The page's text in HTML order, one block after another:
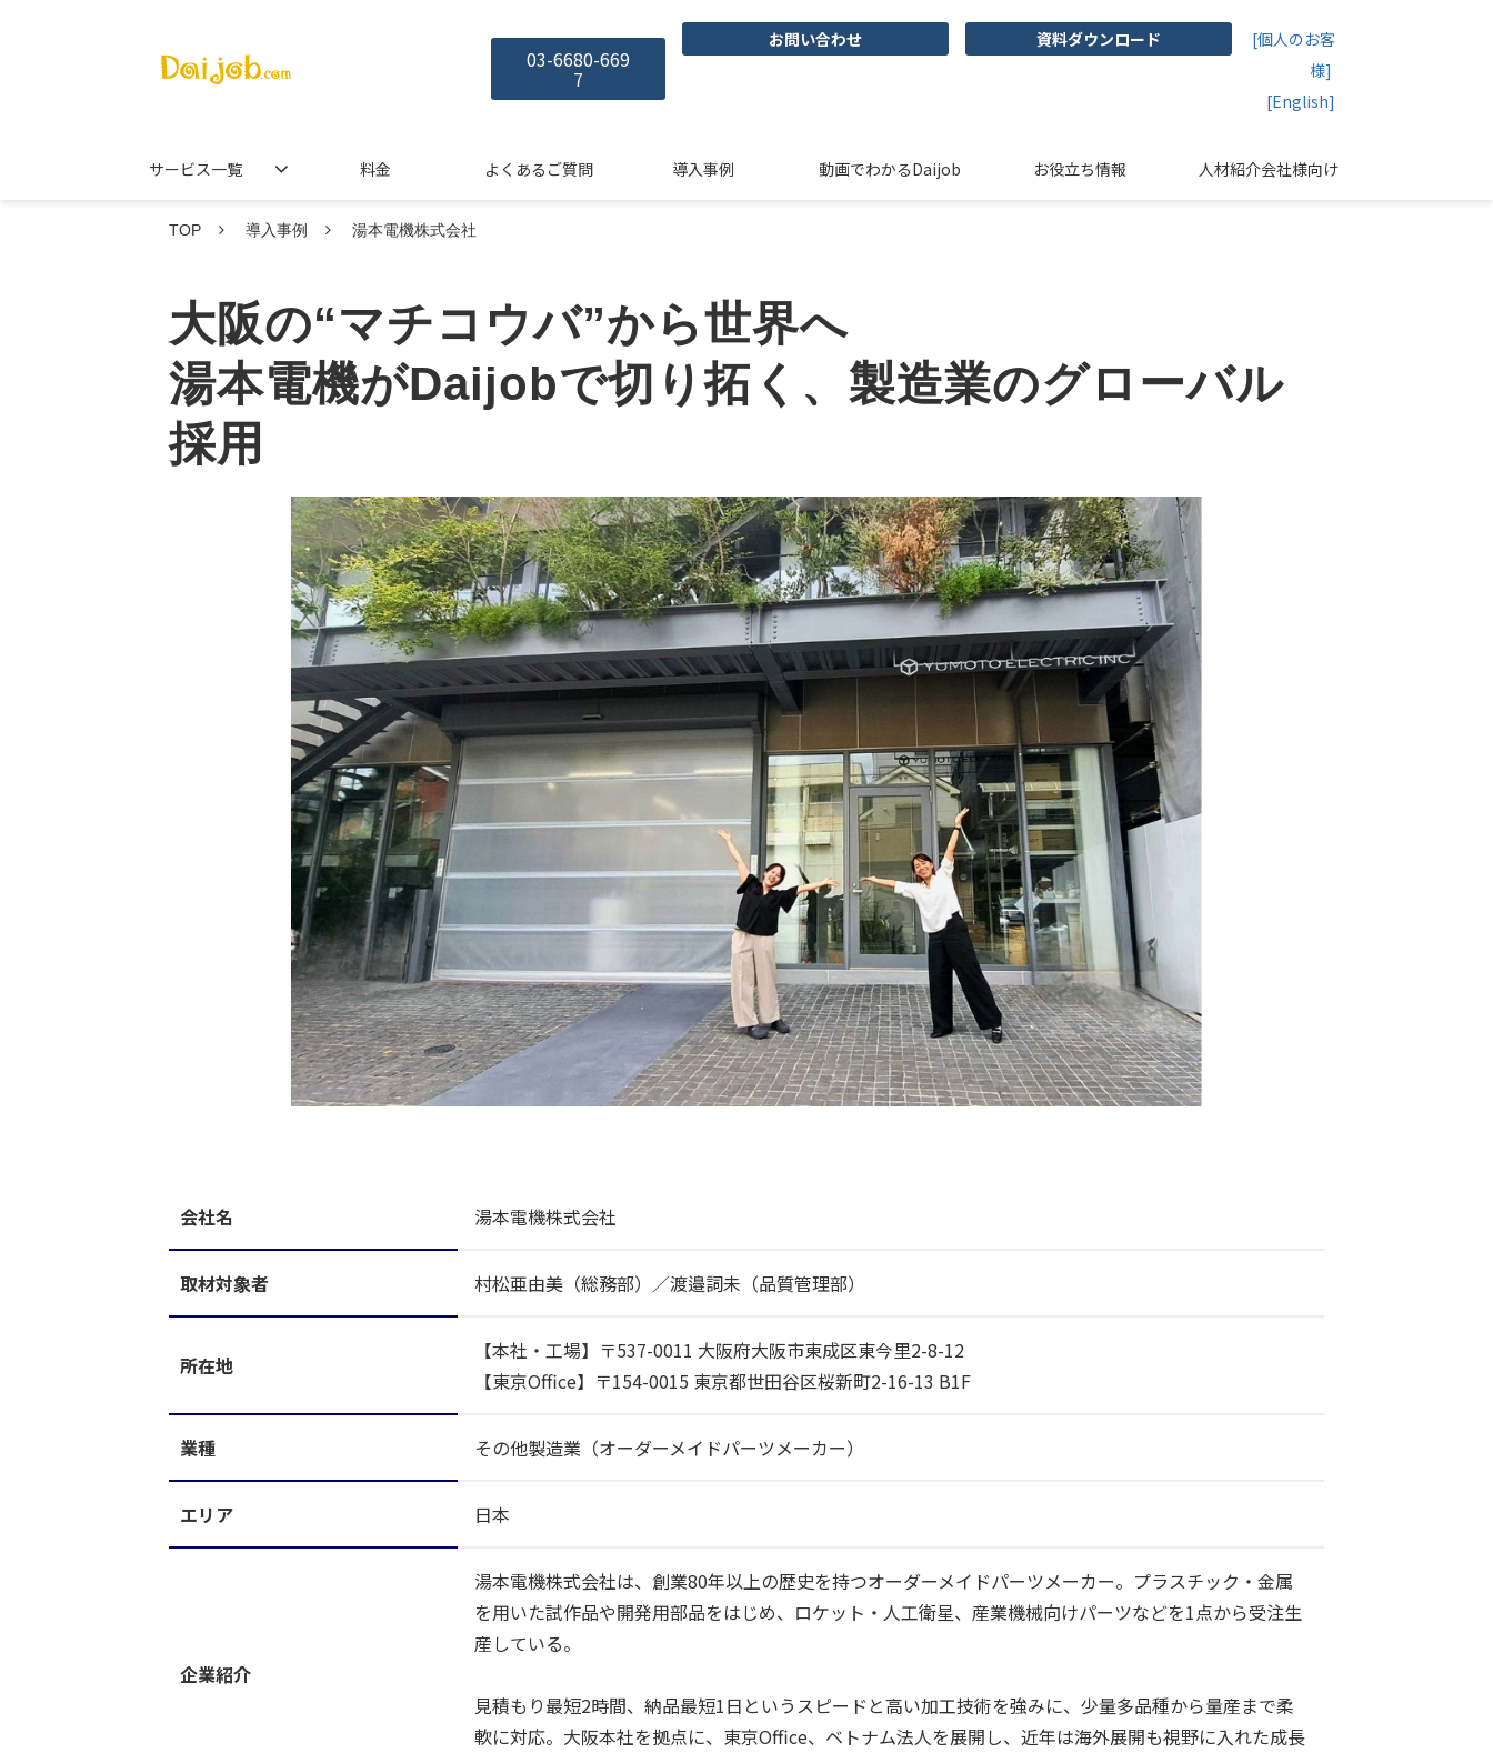
03-6680-669
7
お問い合わせ 資料ダウンロード
[個人のお客
様]
[English]
サービス一覧 料金 よくあるご質問 導入事例 動画でわかるDaijob お役立ち情報 人材紹介会社様向け
TOP 導入事例 湯本電機株式会社
大阪の“マチコウバ”から世界へ
湯本電機がDaijobで切り拓く、製造業のグローバル
採用
会社名 湯本電機株式会社
取材対象者 村松亜由美（総務部）／渡邉詞未（品質管理部）
所在地
【本社・工場】〒537-0011 大阪府大阪市東成区東今里2-8-12
【東京Office】〒154-0015 東京都世田谷区桜新町2-16-13 B1F
業種 その他製造業（オーダーメイドパーツメーカー）
エリア 日本
企業紹介
湯本電機株式会社は、創業80年以上の歴史を持つオーダーメイドパーツメーカー。プラスチック・金属
を用いた試作品や開発用部品をはじめ、ロケット・人工衛星、産業機械向けパーツなどを1点から受注生
産している。
見積もり最短2時間、納品最短1日というスピードと高い加工技術を強みに、少量多品種から量産まで柔
軟に対応。大阪本社を拠点に、東京Office、ベトナム法人を展開し、近年は海外展開も視野に入れた成長